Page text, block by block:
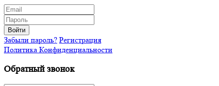
Войти
Забыли пароль? Регистрация
Политика Конфиденциальности
Обратный звонок